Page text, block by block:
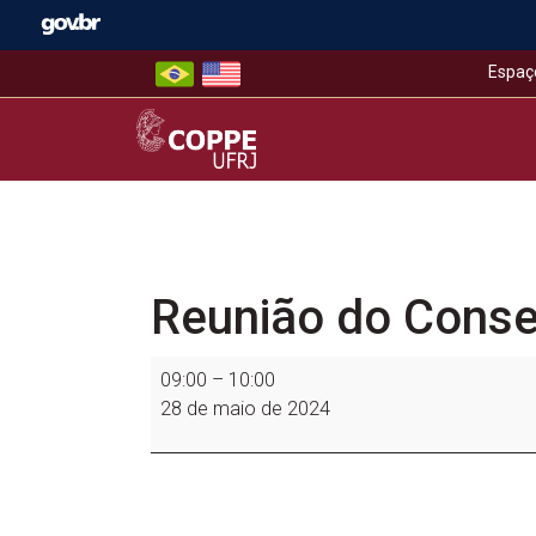
COPPE – UFRJ
Reunião do
Reunião
do
de
09:00 – 10:00
28 de maio de 2024